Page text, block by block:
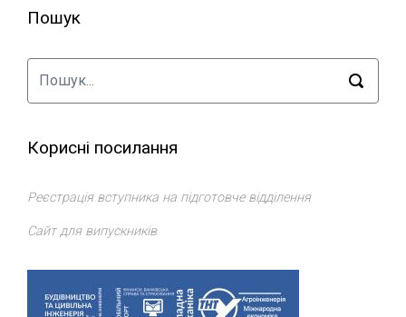
Пошук
Корисні посилання
Реєстрація вступника на підготовче відділення
Сайт для випускників